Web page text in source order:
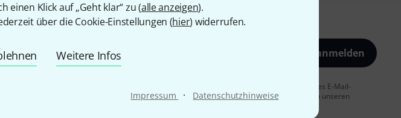
einen Klick auf „Geht klar“ zu (alle anzeigen).
über die Cookie-Einstellungen (hier) widerrufen.
Weitere Infos
Impressum · Datenschutzhinweise
E-Mail-Adresse* Jetzt anmelden
Mit Klick auf „Jetzt anmelden“ stimmen Sie dem Erhalt von E-Mail-Werbung und einer Messung des E-Mail-
Nutzungsverhaltens zu. Die Abmeldung ist jederzeit möglich. Weitere Informationen finden Sie in unseren